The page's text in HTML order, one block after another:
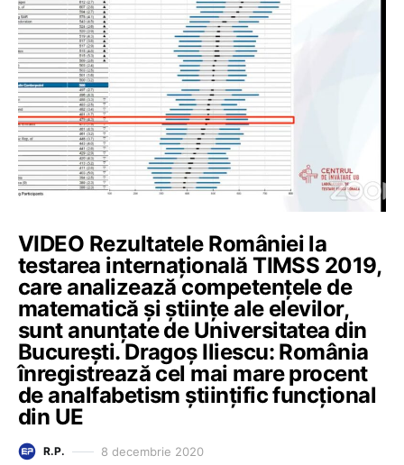
VIDEO Rezultatele României la
testarea internațională TIMSS 2019,
care analizează competențele de
matematică și științe ale elevilor,
sunt anunțate de Universitatea din
București. Dragoș Iliescu: România
înregistrează cel mai mare procent
de analfabetism științific funcțional
din UE
R.P. 8 decembrie 2020